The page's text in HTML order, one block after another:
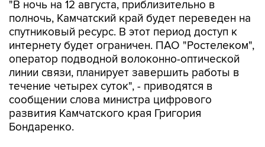
спутниковый ресурс. В этот период доступ к
интернету будет ограничен. ПАО "Ростелеком",
оператор подводной волоконно-оптической
линии связи, планирует завершить работы в
течение четырех суток", - приводятся в
сообщении слова министра цифрового
развития Камчатского края Григория
Бондаренко.
Власти региона предупреждают: когда работы